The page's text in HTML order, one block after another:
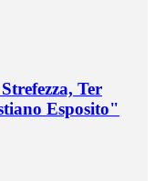
Ter
Esposito"